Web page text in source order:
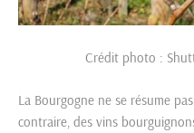
Crédit photo :
La Bourgogne ne se résume
contraire, des vins